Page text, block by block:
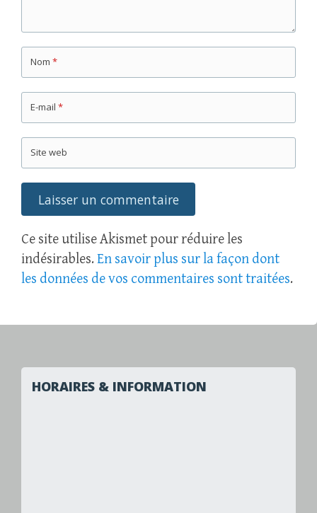
Nom *
E-mail *
Site web
Ce site utilise Akismet pour réduire les
indésirables. En savoir plus sur la façon dont
les données de vos commentaires sont traitées.
HORAIRES & INFORMATION